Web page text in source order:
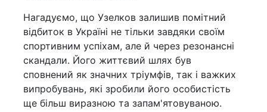
Нагадуємо, що Узелков залишив помітний
відбиток в Україні не тільки завдяки своїм
спортивним успіхам, але й через резонансні
скандали. Його життєвий шлях був
сповнений як значних тріумфів, так і важких
випробувань, які зробили його особистість
ще більш виразною та запам'ятовуваною.